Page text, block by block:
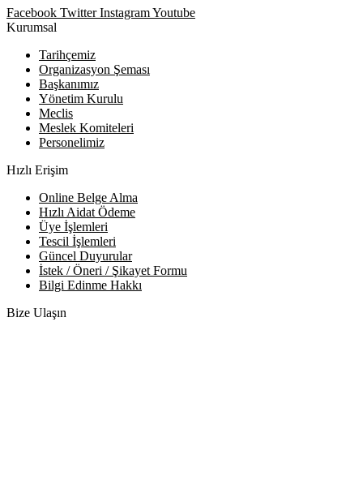
Facebook Twitter InstagramYoutube
Kurumsal
Tarihçemiz
Organizasyon Şeması
Başkanımız
Yönetim Kurulu
Meclis
Meslek Komiteleri
Personelimiz
Hızlı Erişim
Online Belge Alma
Hızlı Aidat Ödeme
Üye İşlemleri
Tescil İşlemleri
Güncel Duyurular
İstek / Öneri / Şikayet Formu
Bilgi Edinme Hakkı
Bize Ulaşın